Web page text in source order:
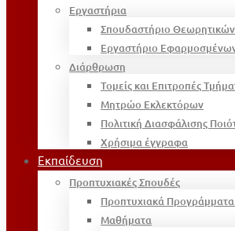
Εργαστήρια
Σπουδαστήριο
Εργαστήριο
Διάρθρωση
Τομείς και Επιτροπές
Μητρώο Εκλεκτόρων
Πολιτική Διασφάλισης
Χρήσιμα έγγραφα
Εκπαίδευση
Προπτυχιακές Σπουδές
Προπτυχιακά
Μαθήματα